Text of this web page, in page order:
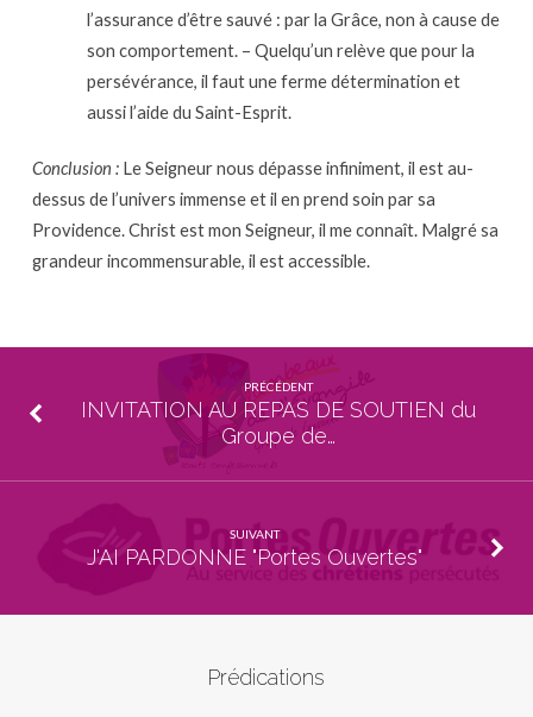
l’assurance d’être sauvé : par la Grâce, non à cause de
son comportement. – Quelqu’un relève que pour la
persévérance, il faut une ferme détermination et
aussi l’aide du Saint-Esprit.
Conclusion : Le Seigneur nous dépasse infiniment, il est au-
dessus de l’univers immense et il en prend soin par sa
Providence. Christ est mon Seigneur, il me connaît. Malgré sa
grandeur incommensurable, il est accessible.
PRÉCÉDENT
INVITATION AU REPAS DE SOUTIEN du
Groupe de…
SUIVANT
J'AI PARDONNE "Portes Ouvertes"
Prédications